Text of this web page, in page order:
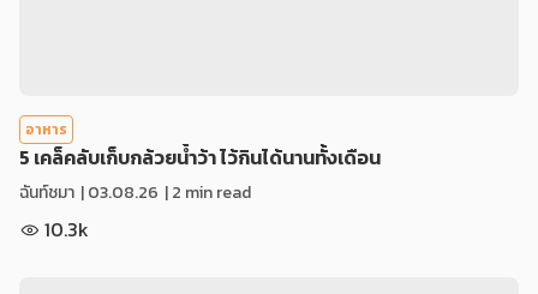
อาหาร
5 เคล็คลับเก็บกล้วยน้ำว้า ไว้กินได้นานทั้งเดือน
ฉันท์ชมา |03.08.26 | 2 min read
10.3k